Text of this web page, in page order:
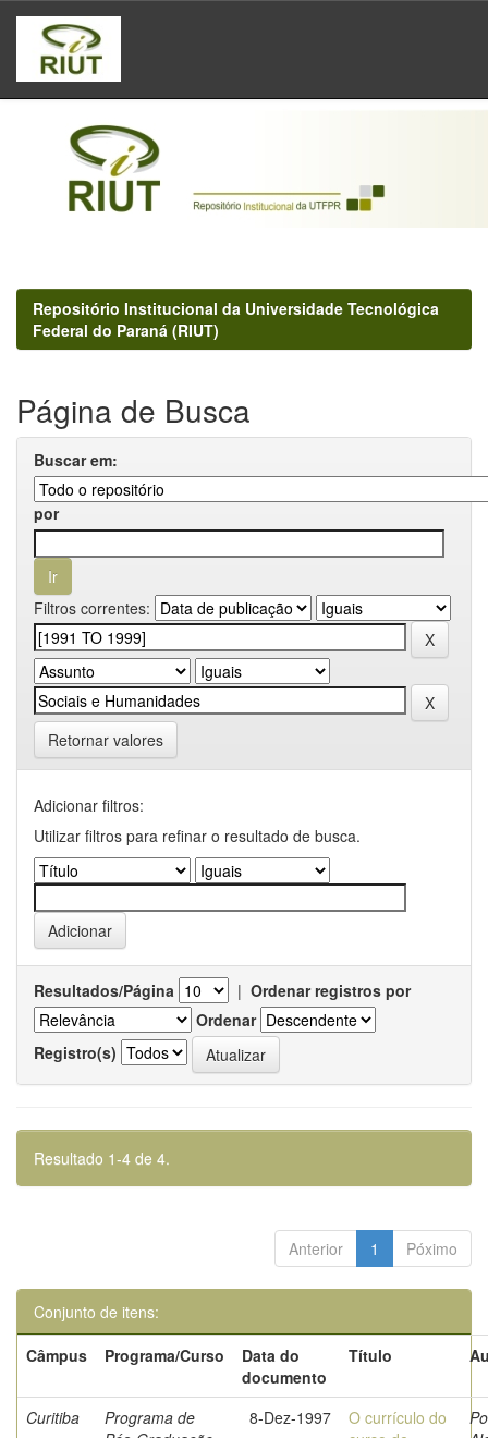
Skip
navigation
Repositório Institucional da Universidade Tecnológica
Federal do Paraná (RIUT)
Página de Busca
Buscar em:
por
Filtros correntes:
Retornar valores
Adicionar filtros:
Utilizar filtros para refinar o resultado de busca.
Resultados/Página | Ordenar registros por
Ordenar
Registro(s)
Resultado 1-4 de 4.
Anterior 1 Póximo
Conjunto de itens:
Câmpus
Programa/Curso
Data do
documento
Título
Curitiba
Programa de
8-Dez-1997
O currículo do